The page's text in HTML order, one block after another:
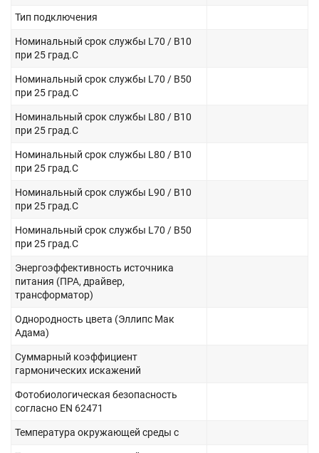
Тип подключения
Номинальный срок службы L70 / B10
при 25 град.C
Номинальный срок службы L70 / B50
при 25 град.C
Номинальный срок службы L80 / B10
при 25 град.C
Номинальный срок службы L80 / B10
при 25 град.C
Номинальный срок службы L90 / B10
при 25 град.C
Номинальный срок службы L70 / B50
при 25 град.C
Энергоэффективность источника
питания (ПРА, драйвер,
трансформатор)
Однородность цвета (Эллипс Мак
Адама)
Суммарный коэффициент
гармонических искажений
Фотобиологическая безопасность
согласно EN 62471
Температура окружающей среды с